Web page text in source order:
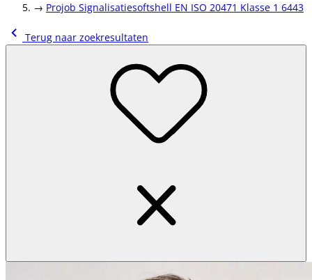
→ Projob Signalisatiesoftshell EN ISO 20471 Klasse 1 6443
Terug naar zoekresultaten